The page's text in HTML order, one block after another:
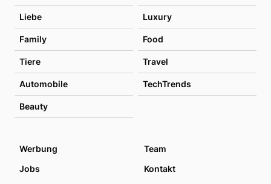
Liebe Luxury
Family Food
Tiere Travel
Automobile TechTrends
Beauty
Werbung
Team
Jobs
Kontakt